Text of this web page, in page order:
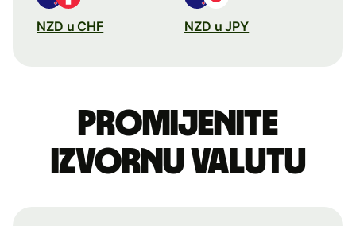
NZD u CHF NZD u JPY
Promijenite
izvornu valutu